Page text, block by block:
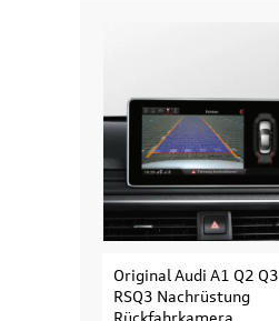
Original Audi A1 Q2 Q3
RSQ3 Nachrüstung
Rückfahrkamera